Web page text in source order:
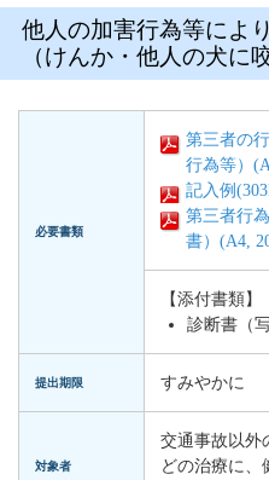
他人の加害行為等によ
（けんか・他人の犬に
必要書類
第三者の
行為等）
記入例
第三者行
書）(A4,
【添付書類】
診断書（写
提出期限 すみやかに
対象者
交通事故以外
どの治療に、